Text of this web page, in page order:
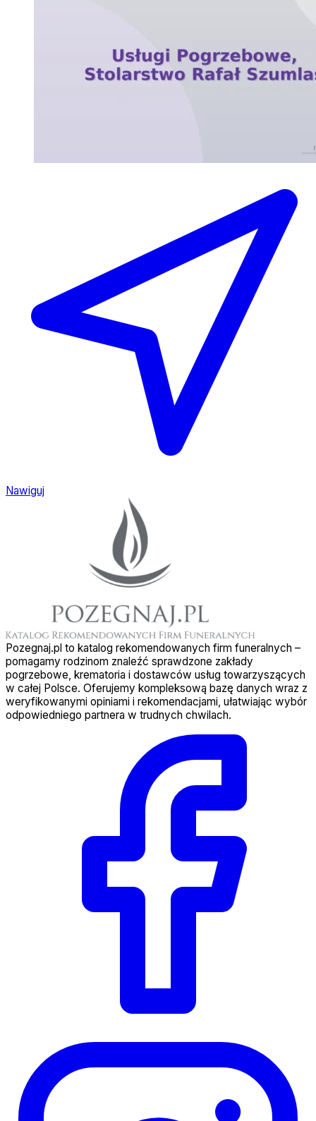
Nawiguj
Pozegnaj.pl to katalog rekomendowanych firm funeralnych –
pomagamy rodzinom znaleźć sprawdzone zakłady
pogrzebowe, krematoria i dostawców usług towarzyszących
w całej Polsce. Oferujemy kompleksową bazę danych wraz z
weryfikowanymi opiniami i rekomendacjami, ułatwiając wybór
odpowiedniego partnera w trudnych chwilach.